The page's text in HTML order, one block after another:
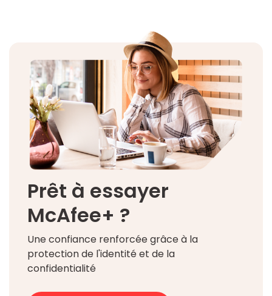
Prêt à essayer
McAfee+ ?
Une confiance renforcée grâce à la
protection de l'identité et de la
confidentialité